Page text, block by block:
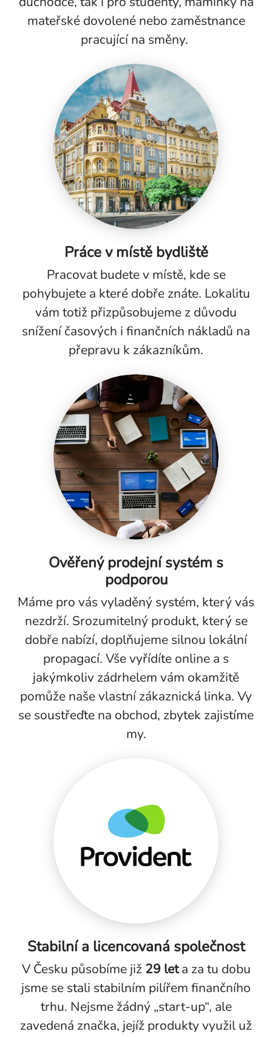
mateřské dovolené nebo zaměstnance
pracující na směny.
Práce v místě bydliště
Pracovat budete v místě, kde se
pohybujete a které dobře znáte. Lokalitu
vám totiž přizpůsobujeme z důvodu
snížení časových i finančních nákladů na
přepravu k zákazníkům.
Ověřený prodejní systém s
podporou
Máme pro vás vyladěný systém, který vás
nezdrží. Srozumitelný produkt, který se
dobře nabízí, doplňujeme silnou lokální
propagací. Vše vyřídíte online a s
jakýmkoliv zádrhelem vám okamžitě
pomůže naše vlastní zákaznická linka. Vy
se soustřeďte na obchod, zbytek zajistíme
my.
Stabilní a licencovaná společnost
V Česku působíme již 29 leta za tu dobu
jsme se stali stabilním pilířem finančního
trhu. Nejsme žádný „start-up“, ale
zavedená značka, jejíž produkty využil už